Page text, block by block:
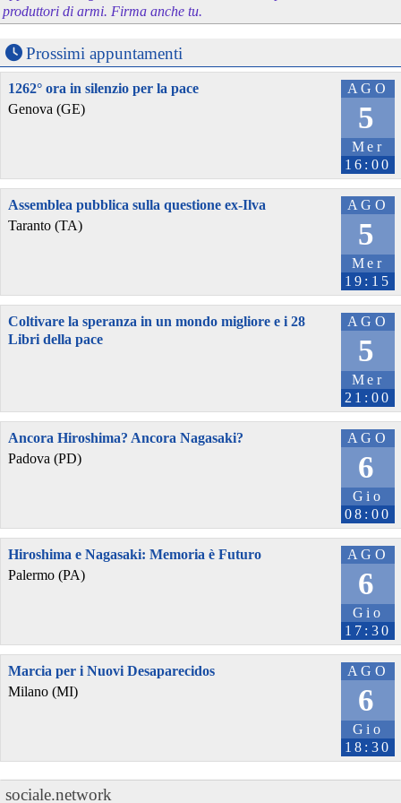
produttori di armi. Firma anche tu.
Prossimi appuntamenti
AGO
5
Mer
16:00
1262° ora in silenzio per la pace
Genova (GE)
AGO
5
Mer
19:15
Assemblea pubblica sulla questione ex-Ilva
Taranto (TA)
AGO
5
Mer
21:00
Coltivare la speranza in un mondo migliore e i 28
Libri della pace
AGO
6
Gio
08:00
Ancora Hiroshima? Ancora Nagasaki?
Padova (PD)
AGO
6
Gio
17:30
Hiroshima e Nagasaki: Memoria è Futuro
Palermo (PA)
AGO
6
Gio
18:30
Marcia per i Nuovi Desaparecidos
Milano (MI)
sociale.network